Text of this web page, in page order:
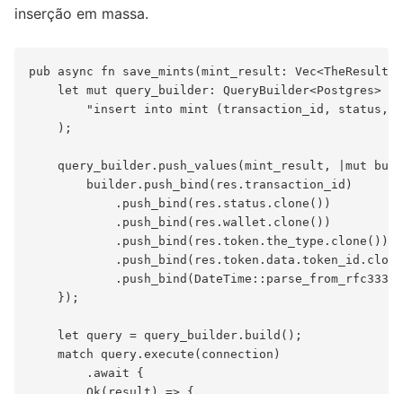
inserção em massa.
pub async fn save_mints(mint_result:
let mut query_builder: QueryBuilder<Postgres> =
"insert into mint (transaction_id, status,
    );
query_builder.push_values(mint_result, |mut
        builder.push_bind(res.transaction_id)
            .push_bind(res.status.clone())
            .push_bind(res.wallet.clone())
            .push_bind(res.token.the_type.clone())
    });
    let query = query_builder.build();
    match query.execute(connection)
        .await {